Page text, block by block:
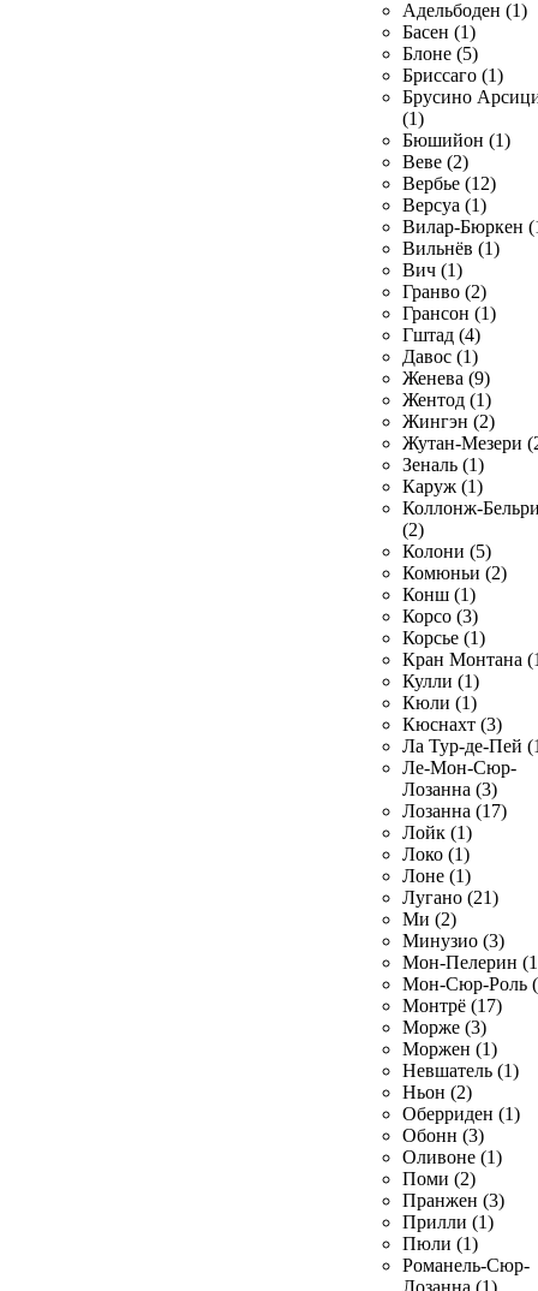
Адельбоден (1)
Басен (1)
Блоне (5)
Бриссаго (1)
Брусино
(1)
Бюшийон (1)
Веве (2)
Вербье (12)
Версуа (1)
Вилар-Бюркен
Вильнёв (1)
Вич (1)
Гранво (2)
Грансон (1)
Гштад (4)
Давос (1)
Женева (9)
Жентод (1)
Жингэн (2)
Жутан-Мезери
Зеналь (1)
Каруж (1)
Коллонж-
(2)
Колони (5)
Комюньи (2)
Конш (1)
Корсо (3)
Корсье (1)
Кран Монтана
Кулли (1)
Кюли (1)
Кюснахт (3)
Ла Тур-де-Пей
Ле-Мон-Сюр-
Лозанна (3)
Лозанна (17)
Лойк (1)
Локо (1)
Лоне (1)
Лугано (21)
Ми (2)
Минузио (3)
Мон-Пелерин
Мон-Сюр-Роль
Монтрё (17)
Морже (3)
Моржен (1)
Невшатель (1)
Ньон (2)
Оберриден (1)
Обонн (3)
Оливоне (1)
Поми (2)
Пранжен (3)
Прилли (1)
Пюли (1)
Романель-Сюр-
Лозанна (1)